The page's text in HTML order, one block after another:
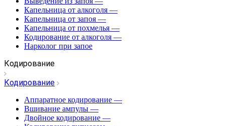
Капельница от алкоголя —
Капельница от запоя —
Капельница от похмелья —
Кодирование от алкоголя —
Нарколог при запое
Кодирование
Кодирование
Аппаратное кодирование —
Вшивание ампулы —
Двойное кодирование —